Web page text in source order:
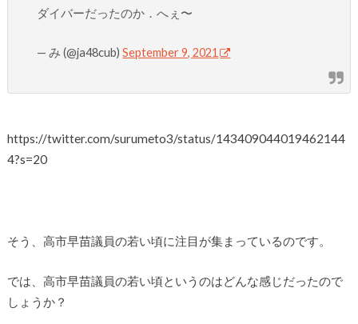
ダイバーだったのか．へぇ〜
— み (@ja48cub)September 9, 2021
https://twitter.com/surumeto3/status/143409044019462144
4?s=20
そう、高市早苗議員の若い頃に注目が集まっているのです。
では、高市早苗議員の若い頃というのはどんな感じだったので
しょうか？